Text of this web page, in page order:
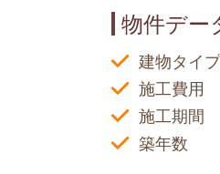
物件デー
建物タ
施工費
施工期
築年